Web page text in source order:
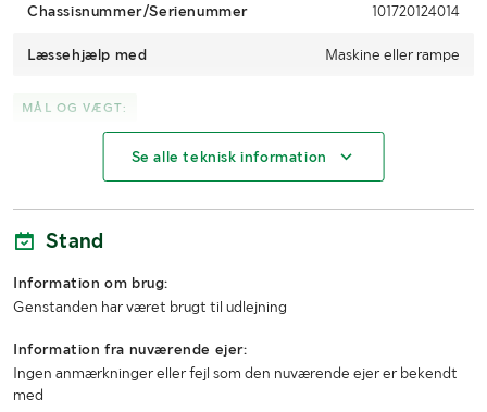
Chassisnummer/Serienummer 101720124014
Læssehjælp med Maskine eller rampe
MÅL OG VÆGT:
Længde
Højde
Se alle teknisk information
Stand
Information om brug:
Genstanden har været brugt til udlejning
Information fra nuværende ejer:
Ingen anmærkninger eller fejl som den nuværende ejer er bekendt
med